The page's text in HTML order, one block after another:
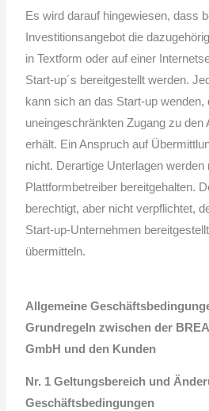
Es wird darauf hingewiesen, dass
Investitionsangebot die
in Textform oder auf einer
Start-up´s bereitgestellt werden.
kann sich an das Start-up wenden,
uneingeschränkten Zugang zu den
erhält. Ein Anspruch auf
nicht. Derartige Unterlagen werden
Plattformbetreiber bereitgehalten.
berechtigt, aber nicht verpflichtet,
Start-up-Unternehmen
übermitteln.
Allgemeine
Grundregeln zwischen der
GmbH und den Kunden
Nr. 1 Geltungsbereich und
Geschäftsbedingungen